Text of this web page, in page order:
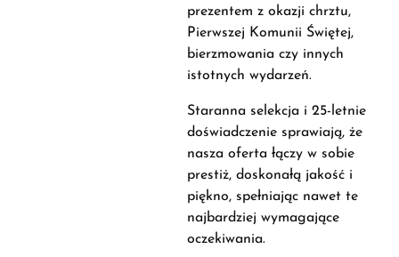
prezentem z okazji chrztu,
Pierwszej Komunii Świętej,
bierzmowania czy innych
istotnych wydarzeń.
Staranna selekcja i 25-letnie
doświadczenie sprawiają, że
nasza oferta łączy w sobie
prestiż, doskonałą jakość i
piękno, spełniając nawet te
najbardziej wymagające
oczekiwania.